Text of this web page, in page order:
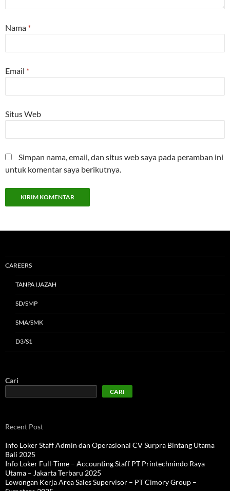
Nama *
Email *
Situs Web
Simpan nama, email, dan situs web saya pada peramban ini
untuk komentar saya berikutnya.
CAREERS
TANPA IJAZAH
SD/SMP
SMA/SMK
D3/S1
Cari
CARI
Recent Post
Info Loker Staff Admin dan Operasional CV Surpra Bintang Utama
Bali 2025
Info Loker Full-Time – Accounting Staff PT Printechnindo Raya
Utama – Jakarta Terbaru 2025
Lowongan Kerja Area Sales Supervisor – PT Cimory Group –